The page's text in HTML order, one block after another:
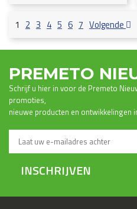
1 2 3 4 5 6 7 Volgende
PREMETO
Schrijf u hier in voor de Premeto
promoties,
nieuwe producten en ontwikkelingen
INSCHRIJVEN